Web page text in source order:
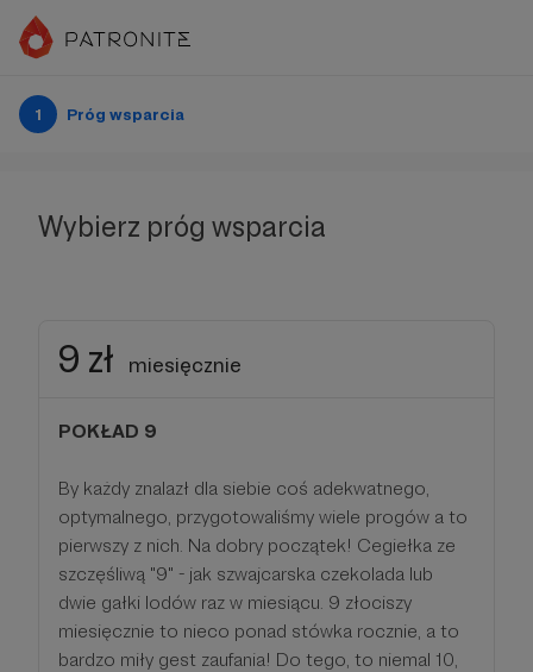
1 Próg wsparcia
Wybierz próg wsparcia
9 zł miesięcznie
POKŁAD 9
By każdy znalazł dla siebie coś adekwatnego,
optymalnego, przygotowaliśmy wiele progów a to
pierwszy z nich. Na dobry początek! Cegiełka ze
szczęśliwą "9" - jak szwajcarska czekolada lub
dwie gałki lodów raz w miesiącu. 9 złociszy
miesięcznie to nieco ponad stówka rocznie, a to
bardzo miły gest zaufania! Do tego, to niemal 10,